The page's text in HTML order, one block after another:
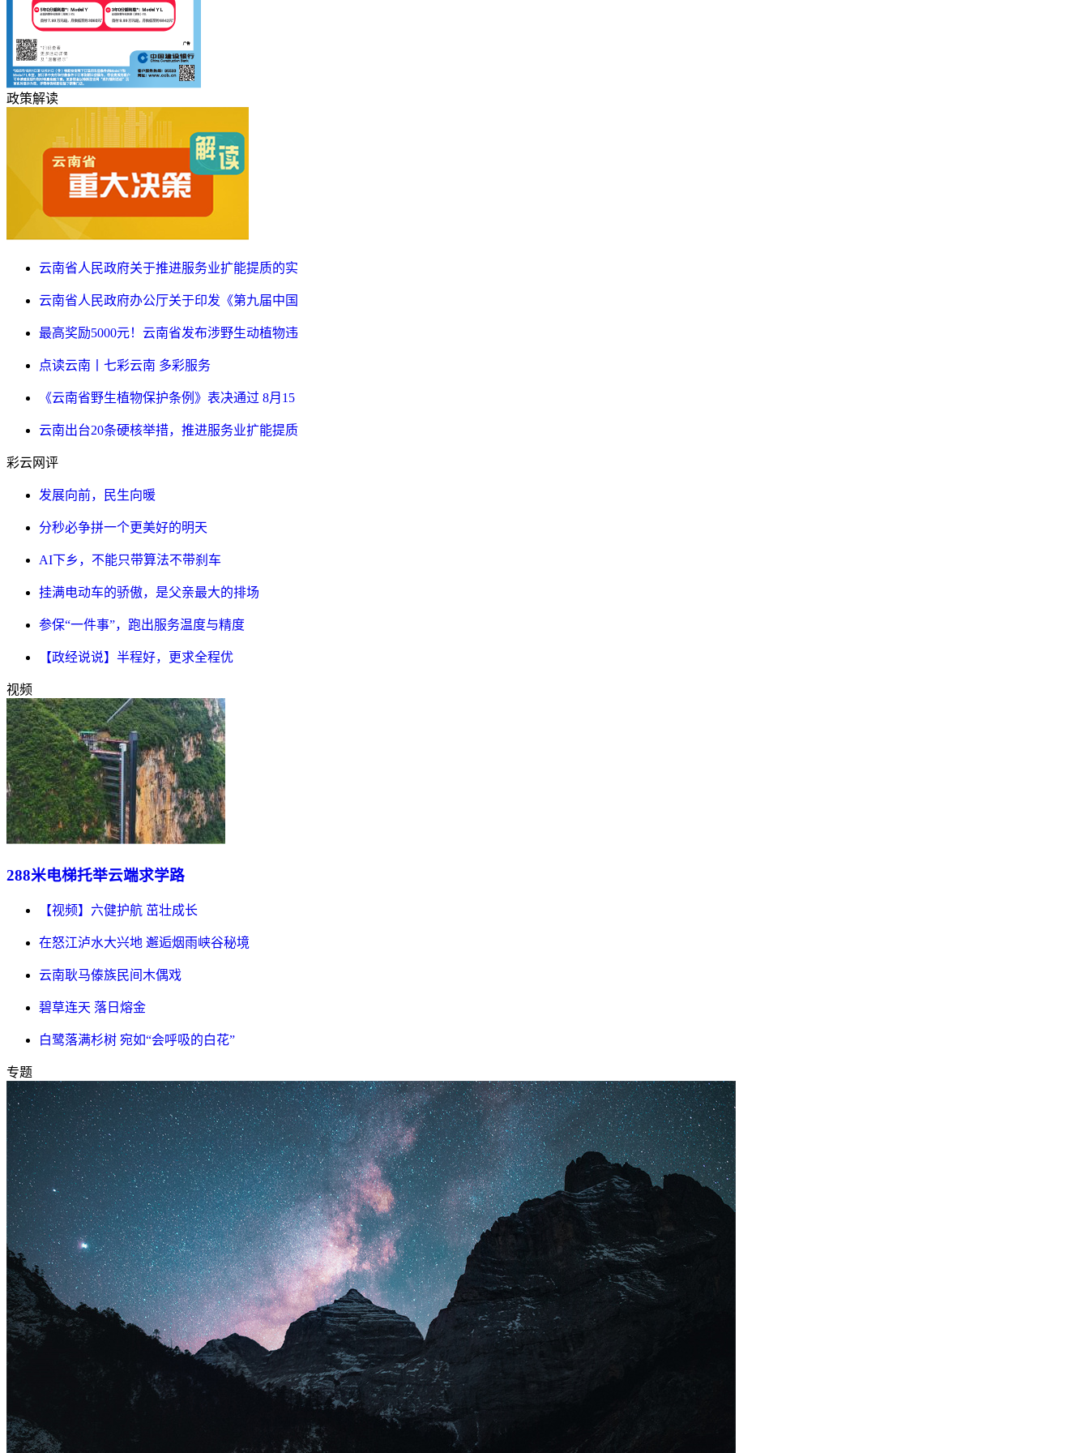
政策解读
云南省人民政府关于推进服务业扩能提质的实
云南省人民政府办公厅关于印发《第九届中国
最高奖励5000元！云南省发布涉野生动植物违
点读云南丨七彩云南 多彩服务
《云南省野生植物保护条例》表决通过 8月15
云南出台20条硬核举措，推进服务业扩能提质
彩云网评
发展向前，民生向暖
分秒必争拼一个更美好的明天
AI下乡，不能只带算法不带刹车
挂满电动车的骄傲，是父亲最大的排场
参保“一件事”，跑出服务温度与精度
【政经说说】半程好，更求全程优
视频
288米电梯托举云端求学路
【视频】六健护航 茁壮成长
在怒江泸水大兴地 邂逅烟雨峡谷秘境
云南耿马傣族民间木偶戏
碧草连天 落日熔金
白鹭落满杉树 宛如“会呼吸的白花”
专题